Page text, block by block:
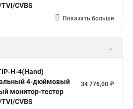
CVBS
Показать больше
H-4(Hand)
4-дюймовый
монитор-тестер
CVBS
34 776,00 ₽